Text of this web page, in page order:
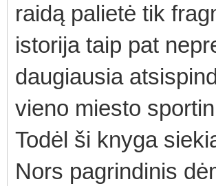
raidą palietė tik
istorija taip pat
daugiausia
vieno miesto
Todėl ši knyga
Nors pagrindinis